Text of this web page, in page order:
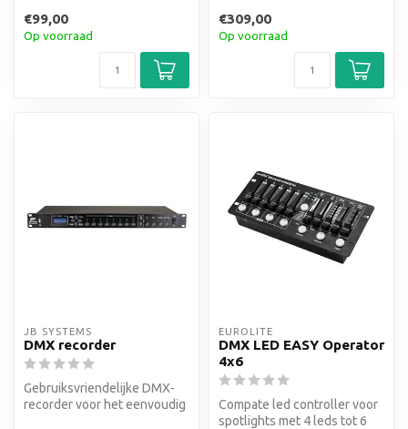
€99,00
Op voorraad
€309,00
Op voorraad
JB SYSTEMS
DMX recorder
Gebruiksvriendelijke DMX-
recorder voor het eenvoudig
EUROLITE
DMX LED EASY Operator
4x6
Compate led controller voor
spotlights met 4 leds tot 6